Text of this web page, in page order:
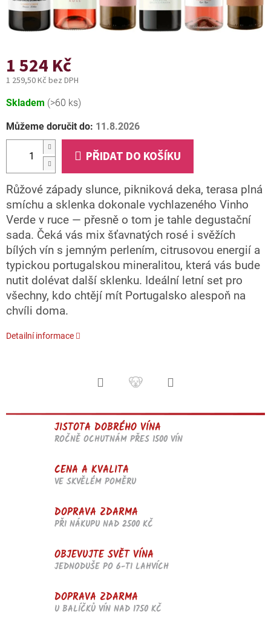
1 524 Kč
1 259,50 Kč bez DPH
Měrná
Skladem (>60 ks)
Můžeme doručit do: 11.8.2026
PŘIDAT DO KOŠÍKU
Růžové západy slunce, pikniková deka, terasa plná
smíchu a sklenka dokonale vychlazeného Vinho
Verde v ruce — přesně o tom je tahle degustační
sada. Čeká vás mix šťavnatých rosé i svěžích
bílých vín s jemným perlením, citrusovou energií a
typickou portugalskou mineralitou, která vás bude
nutit dolévat další sklenku. Ideální letní set pro
všechny, kdo chtějí mít Portugalsko alespoň na
chvíli doma.
Detailní informace
JISTOTA DOBRÉHO VÍNA
ROČNĚ OCHUTNÁM PŘES 1500 VÍN
CENA A KVALITA
VE SKVĚLÉM POMĚRU
DOPRAVA ZDARMA
PŘI NÁKUPU NAD 2500 KČ
OBJEVUJTE SVĚT VÍNA
JEDNODUŠE PO 6-TI LAHVÍCH
DOPRAVA ZDARMA
U BALÍČKŮ VÍN NAD 1750 KČ